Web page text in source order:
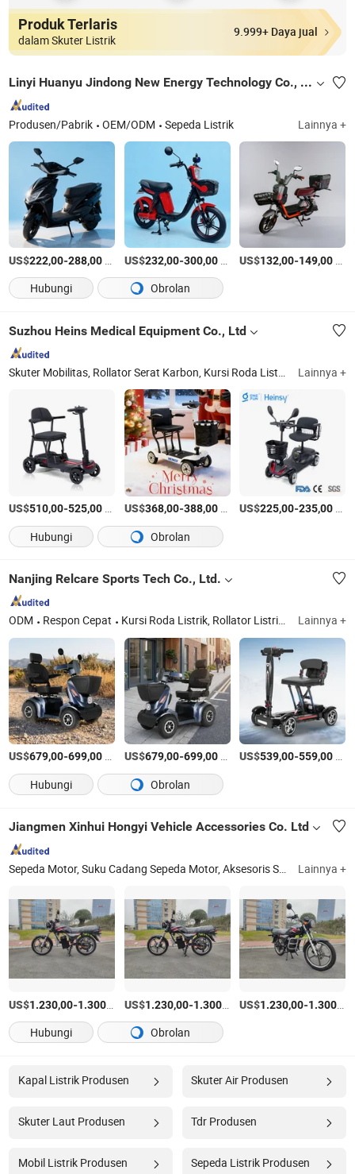
Produk Terlaris
dalam Skuter Listrik
9.999+ Daya jual
Linyi Huanyu Jindong New Energy Technology Co., Ltd.
Produsen/Pabrik OEM/ODM Sepeda Listrik Lainnya +
US$222,00-288,00 US$232,00-300,00/Bagian US$132,00-149,00
Hubungi
Obrolan
Suzhou Heins Medical Equipment Co., Ltd
Skuter Mobilitas, Rollator Serat Karbon, Kursi Roda Listrik Lipat, Pengangkat Pasien, Kursi Roda Daya, Hoist Pasien Listrik, Kursi Komode, Kursi Mandi Lainnya +
US$510,00-525,00 US$368,00-388,00/Bagian US$225,00-235,00
Hubungi
Obrolan
Nanjing Relcare Sports Tech Co., Ltd.
ODM Respon Cepat Kursi Roda Listrik, Rollator Listrik, Skuter Mobilitas, Walker Rollator, Kursi Roda Lipat, Kursi Roda Ringan, Kursi Roda Manual, Skuter Penyandang Disabilitas, Pengangkat Pasien, Skuter Lipat Lainnya +
US$679,00-699,00 US$679,00-699,00/Bagian US$539,00-559,00
Hubungi
Obrolan
Jiangmen Xinhui Hongyi Vehicle Accessories Co. Ltd
Sepeda Motor, Suku Cadang Sepeda Motor, Aksesoris Sepeda Motor, Baterai Lithium, Triklis Kargo Listrik, Triklis Penumpang Listrik, Sepeda Motor Listrik, Skuter Moped Listrik Lainnya +
US$1.230,00-1.300,00 /Bagian
US$1.230,00-1.300,00 /Bagian
US$1.230,00-1.300,00
Hubungi
Obrolan
Kapal Listrik Produsen Skuter Air Produsen
Skuter Laut Produsen Tdr Produsen
Mobil Listrik Produsen Sepeda Listrik Produsen